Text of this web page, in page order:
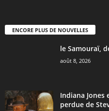
ENCORE PLUS DE NOUVELLES
le Samouraï,
août 8, 2026
Indiana Jones
perdue de